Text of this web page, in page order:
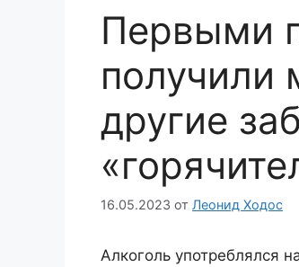
Первыми
получили
другие
16.05.2023 от Леонид Ходос
Алкоголь употреблялся